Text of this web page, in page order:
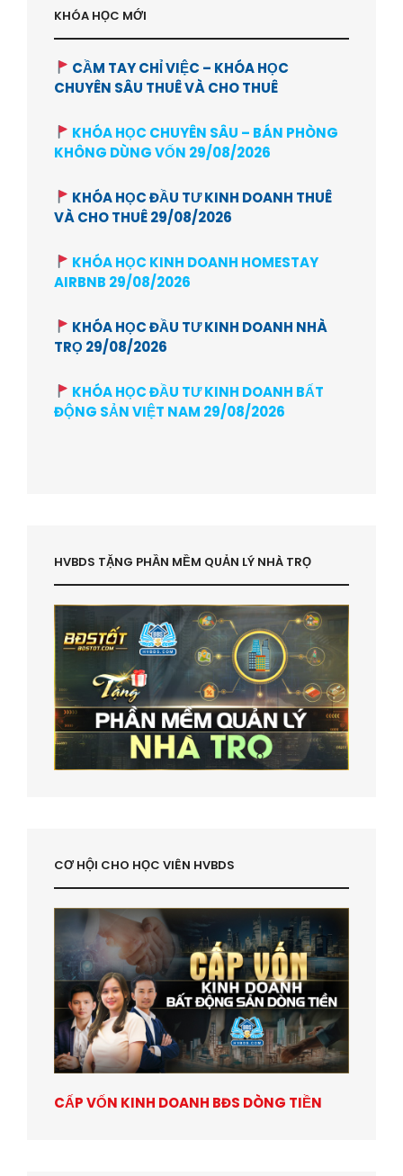
KHÓA HỌC MỚI
CẦM TAY CHỈ VIỆC – KHÓA HỌC
CHUYÊN SÂU THUÊ VÀ CHO THUÊ
KHÓA HỌC CHUYÊN SÂU – BÁN PHÒNG
KHÔNG DÙNG VỐN 29/08/2026
KHÓA HỌC ĐẦU TƯ KINH DOANH THUÊ
VÀ CHO THUÊ 29/08/2026
KHÓA HỌC KINH DOANH HOMESTAY
AIRBNB 29/08/2026
KHÓA HỌC ĐẦU TƯ KINH DOANH NHÀ
TRỌ 29/08/2026
KHÓA HỌC ĐẦU TƯ KINH DOANH BẤT
ĐỘNG SẢN VIỆT NAM 29/08/2026
HVBDS TẶNG PHẦN MỀM QUẢN LÝ NHÀ TRỌ
CƠ HỘI CHO HỌC VIÊN HVBDS
CẤP VỐN KINH DOANH BĐS DÒNG TIỀN